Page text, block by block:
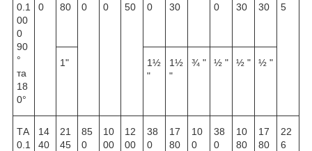
0.1
00
0
90
°
та
18
0°
0
80
0
0
50
0
30
0
30
30
5
1"
1½
"
1½
"
¾ " ½ " ½ " ½ "
ТА
0.1
14
40
21
45
85
0
10
00
12
00
38
0
17
80
10
0
38
0
10
80
17
80
22
6